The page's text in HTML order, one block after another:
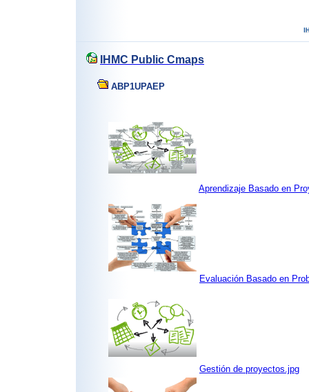
IHMC Public Cmaps
ABP1UPAEP
Aprendizaje Basado en
Evaluación Basado en
Gestión de proyectos.jpg